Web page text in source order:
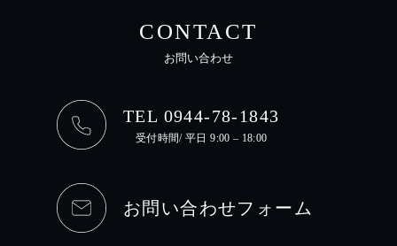
CONTACT
お問い合わせ
TEL 0944-78-1843
受付時間/ 平日 9:00 – 18:00
お問い合わせフォーム